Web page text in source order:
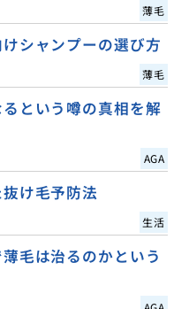
薄毛
シャンプーの選び方
薄毛
という噂の真相を解
AGA
け毛予防法
生活
毛は治るのかという